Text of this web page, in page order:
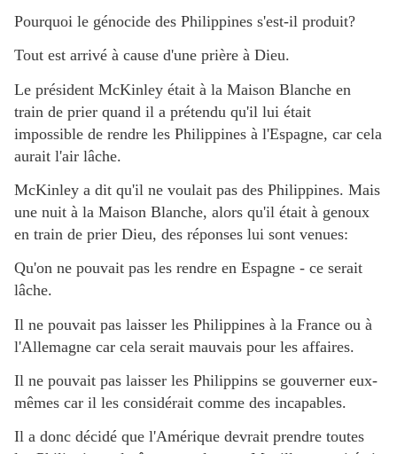
Pourquoi le génocide des Philippines s'est-il produit?
Tout est arrivé à cause d'une prière à Dieu.
Le président McKinley était à la Maison Blanche en
train de prier quand il a prétendu qu'il lui était
impossible de rendre les Philippines à l'Espagne, car cela
aurait l'air lâche.
McKinley a dit qu'il ne voulait pas des Philippines. Mais
une nuit à la Maison Blanche, alors qu'il était à genoux
en train de prier Dieu, des réponses lui sont venues:
Qu'on ne pouvait pas les rendre en Espagne - ce serait
lâche.
Il ne pouvait pas laisser les Philippines à la France ou à
l'Allemagne car cela serait mauvais pour les affaires.
Il ne pouvait pas laisser les Philippins se gouverner eux-
mêmes car il les considérait comme des incapables.
Il a donc décidé que l'Amérique devrait prendre toutes